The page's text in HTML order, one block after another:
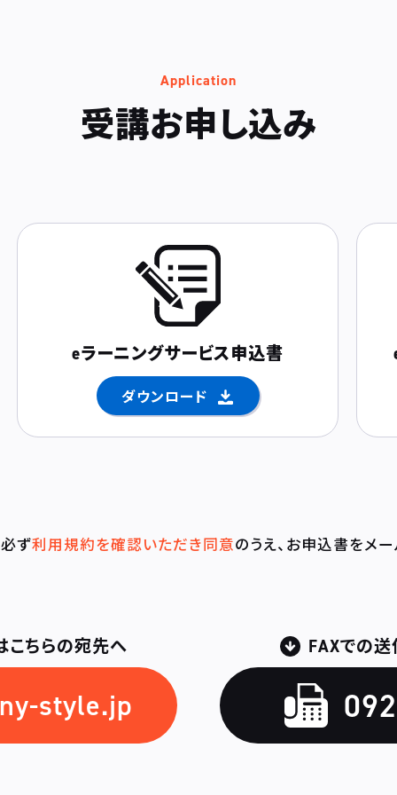
Application
受講お申し込み
eラーニングサービス申込書
ダウンロード
必ず利用規約を確認いただき同意のうえ、 お申込書をメー
こちらの宛先へ
style.jp
FAXでの